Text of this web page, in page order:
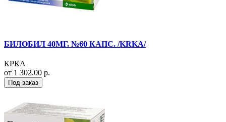
БИЛОБИЛ 40МГ. №60 КАПС. /KRKA/
КРКА
от 1 302.00 р.
Под заказ